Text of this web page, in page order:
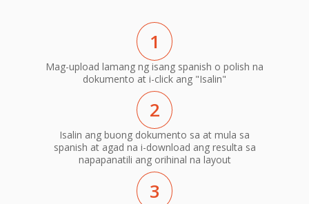
1
Mag-upload lamang ng isang spanish o polish na
dokumento at i-click ang "Isalin"
2
Isalin ang buong dokumento sa at mula sa
spanish at agad na i-download ang resulta sa
napapanatili ang orihinal na layout
3